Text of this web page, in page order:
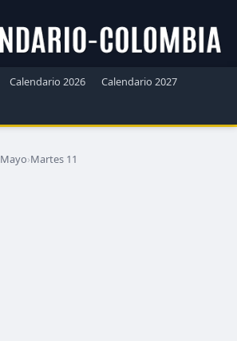
Calendario 2026
Calendario 2027
Mayo›Martes 11